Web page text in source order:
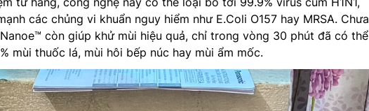
các chủng vi khuẩn nguy hiểm như E.Coli O157 hay MRSA. Chưa
còn giúp khử mùi hiệu quả, chỉ trong vòng 30 phút đã có thể
mùi thuốc lá, mùi hôi bếp núc hay mùi ẩm mốc.